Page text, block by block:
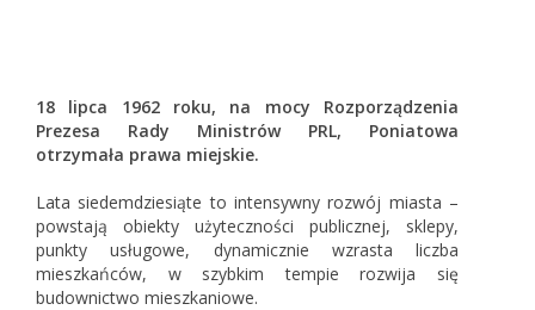
18 lipca 1962 roku, na mocy Rozporządzenia
Prezesa Rady Ministrów PRL, Poniatowa
otrzymała prawa miejskie.
Lata siedemdziesiąte to intensywny rozwój miasta –
powstają obiekty użyteczności publicznej, sklepy,
punkty usługowe, dynamicznie wzrasta liczba
mieszkańców, w szybkim tempie rozwija się
budownictwo mieszkaniowe.